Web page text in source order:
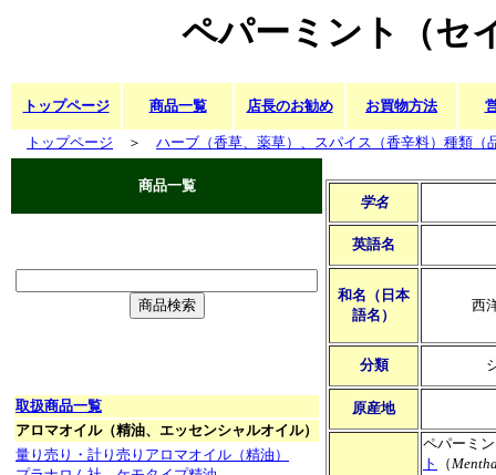
ペパーミント（セ
トップページ 商品一覧 店長のお勧め お買物方法
トップページ ＞ ハーブ（香草、薬草）、スパイス（香辛料）種類（
商品一覧
学名
英語名
和名（日本
語名）
西
分類
原産地
ペパーミ
ト
（
取扱商品一覧
アロマオイル（精油、エッセンシャルオイル）
量り売り・計り売りアロマオイル（精油）